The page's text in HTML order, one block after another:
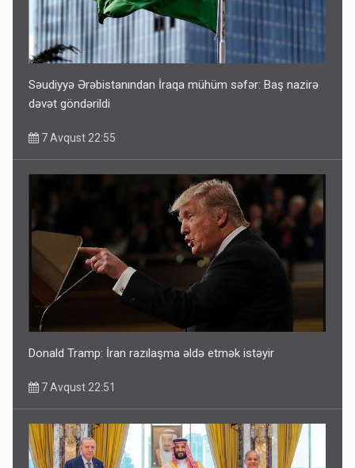
Səudiyyə Ərəbistanından İraqa mühüm səfər: Baş nazirə
dəvət göndərildi
7 Avqust 22:55
Donald Tramp: İran razılaşma əldə etmək istəyir
7 Avqust 22:51